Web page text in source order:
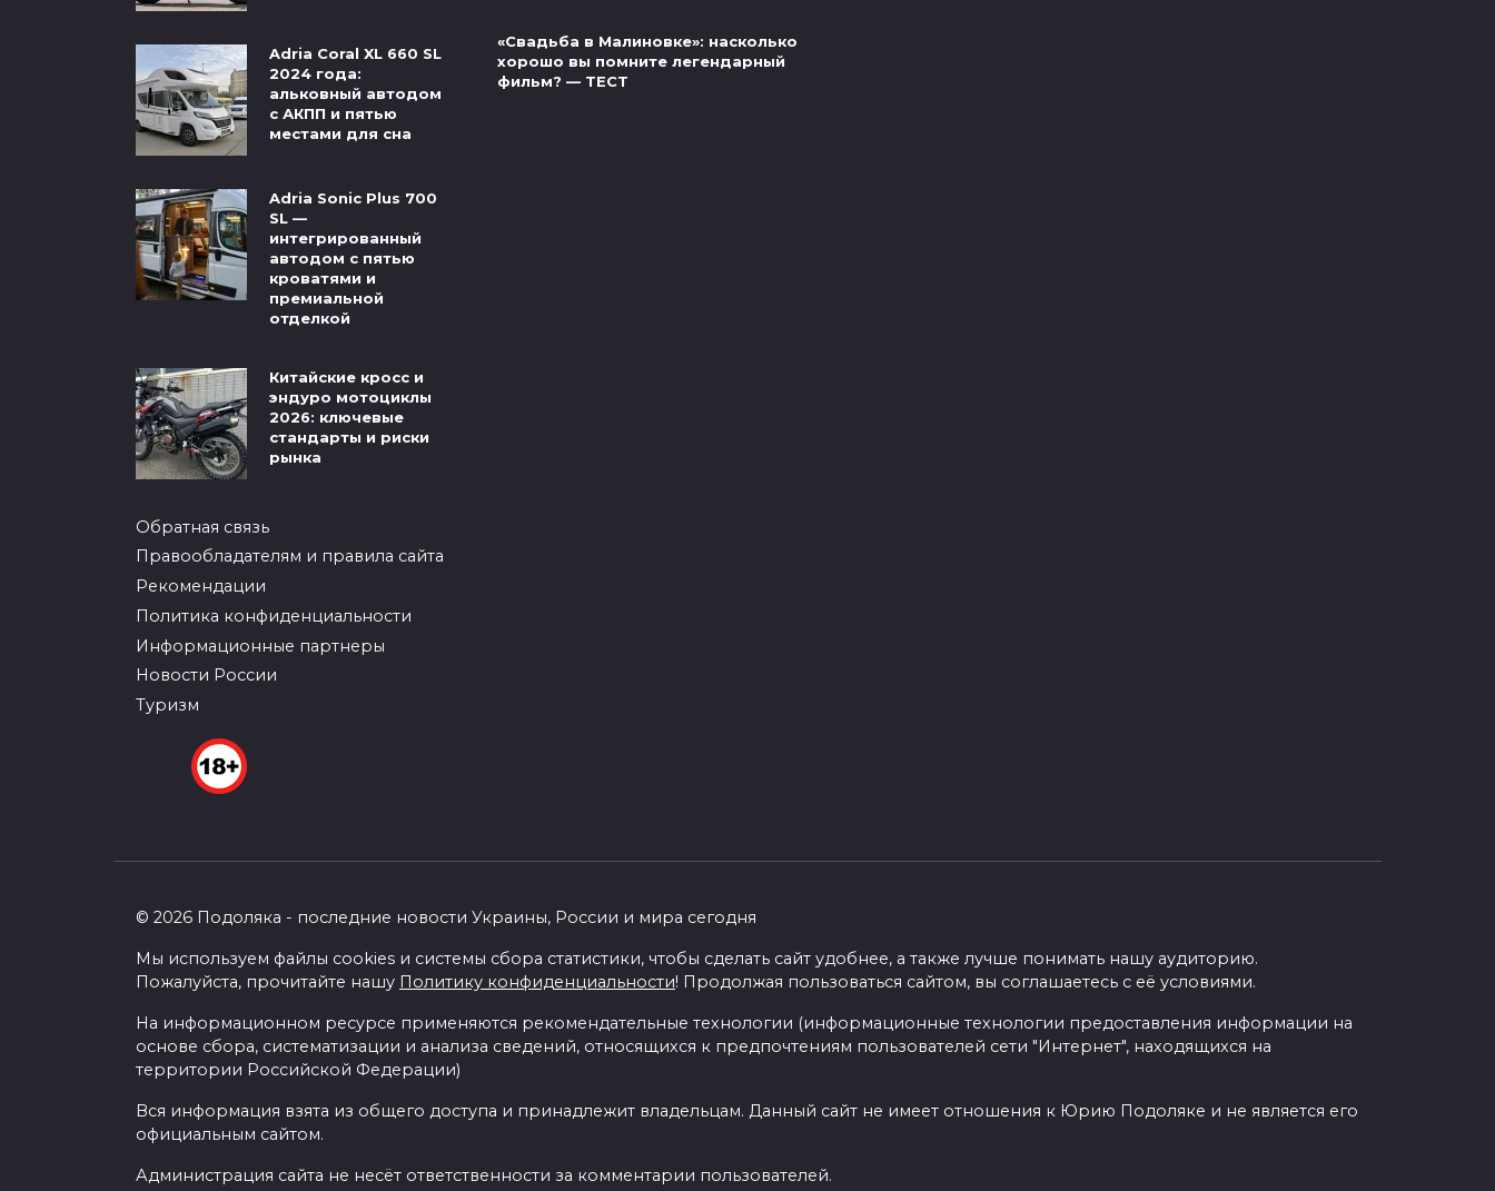
Adria Coral XL 660 SL
2024 года:
альковный автодом
с АКПП и пятью
местами для сна
Adria Sonic Plus 700
SL —
интегрированный
автодом с пятью
кроватями и
премиальной
отделкой
Китайские кросс и
эндуро мотоциклы
2026: ключевые
стандарты и риски
рынка
Обратная связь
Правообладателям и правила сайта
Рекомендации
Политика конфиденциальности
Информационные партнеры
Новости России
Туризм
«Свадьба в Малиновке»: насколько
хорошо вы помните легендарный
фильм? — ТЕСТ
© 2026 Подоляка - последние новости Украины, России и мира сегодня
Мы используем файлы cookies и системы сбора статистики, чтобы сделать сайт удобнее, а также лучше понимать нашу аудиторию.
Пожалуйста, прочитайте нашу Политику конфиденциальности! Продолжая пользоваться сайтом, вы соглашаетесь с её условиями.
На информационном ресурсе применяются рекомендательные технологии (информационные технологии предоставления информации на
основе сбора, систематизации и анализа сведений, относящихся к предпочтениям пользователей сети "Интернет", находящихся на
территории Российской Федерации)
Вся информация взята из общего доступа и принадлежит владельцам. Данный сайт не имеет отношения к Юрию Подоляке и не является его
официальным сайтом.
Администрация сайта не несёт ответственности за комментарии пользователей.